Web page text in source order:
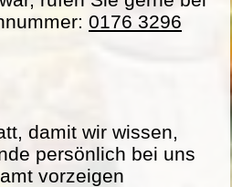
0176 3296
damit wir wissen,
persönlich bei uns
vorzeigen